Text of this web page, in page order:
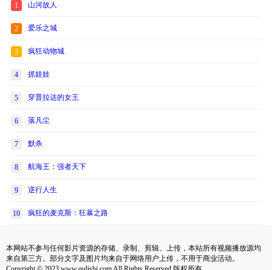
1 山河故人
2 爱乐之城
3 疯狂动物城
4 抓娃娃
5 穿普拉达的女王
6 落凡尘
7 默杀
8 航海王：强者天下
9 逆行人生
10 疯狂的麦克斯：狂暴之路
本网站不参与任何影片资源的存储、录制、剪辑、上传，本站所有视频播放源均
来自第三方。部分文字及图片均来自于网络用户上传，不用于商业活动。